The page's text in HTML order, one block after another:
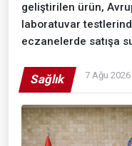
geliştirilen ürün,
laboratuvar
eczanelerde satışa
Sağlık 7 Ağu